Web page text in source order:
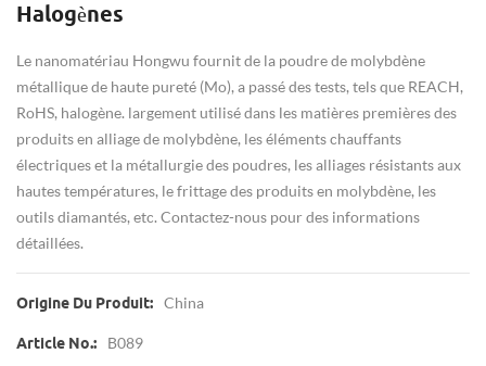
Halogènes
Le nanomatériau Hongwu fournit de la poudre de molybdène
métallique de haute pureté (Mo), a passé des tests, tels que REACH,
RoHS, halogène. largement utilisé dans les matières premières des
produits en alliage de molybdène, les éléments chauffants
électriques et la métallurgie des poudres, les alliages résistants aux
hautes températures, le frittage des produits en molybdène, les
outils diamantés, etc. Contactez-nous pour des informations
détaillées.
Origine Du Produit: China
Article No.: B089